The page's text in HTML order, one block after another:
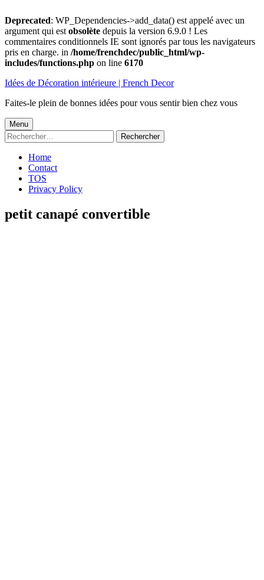
Deprecated: WP_Dependencies->add_data() est appelé avec un
argument qui est obsolète depuis la version 6.9.0 ! Les
commentaires conditionnels IE sont ignorés par tous les navigateurs
pris en charge. in /home/frenchdec/public_html/wp-
includes/functions.php on line 6170
au
Idées de Décoration intérieure | French Decor
Faites-le plein de bonnes idées pour vous sentir bien chez vous
Menu
principal
Menu
Rechercher :
Home
Contact
TOS
Privacy Policy
petit canapé convertible